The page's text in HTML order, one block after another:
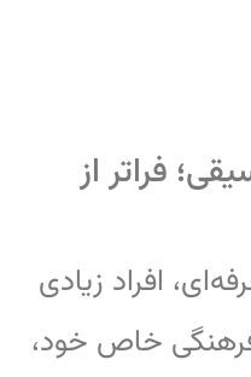
فراتر از
افراد زیادی
خاص خود،